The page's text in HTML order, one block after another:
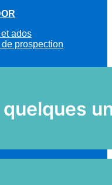
ados
prospection